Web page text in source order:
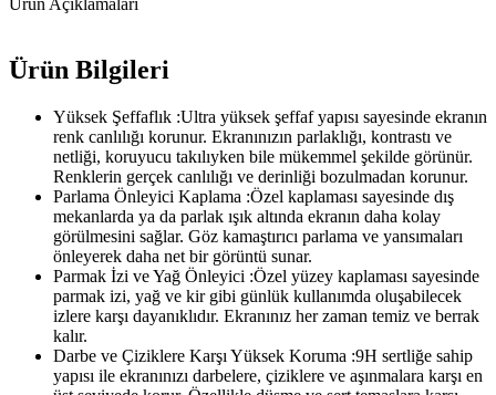
Ürün Bilgileri
Yüksek Şeffaflık :Ultra yüksek şeffaf yapısı sayesinde ekranın
renk canlılığı korunur. Ekranınızın parlaklığı, kontrastı ve
netliği, koruyucu takılıyken bile mükemmel şekilde görünür.
Renklerin gerçek canlılığı ve derinliği bozulmadan korunur.
Parlama Önleyici Kaplama :Özel kaplaması sayesinde dış
mekanlarda ya da parlak ışık altında ekranın daha kolay
görülmesini sağlar. Göz kamaştırıcı parlama ve yansımaları
önleyerek daha net bir görüntü sunar.
Parmak İzi ve Yağ Önleyici :Özel yüzey kaplaması sayesinde
parmak izi, yağ ve kir gibi günlük kullanımda oluşabilecek
izlere karşı dayanıklıdır. Ekranınız her zaman temiz ve berrak
kalır.
Darbe ve Çiziklere Karşı Yüksek Koruma :9H sertliğe sahip
yapısı ile ekranınızı darbelere, çiziklere ve aşınmalara karşı en